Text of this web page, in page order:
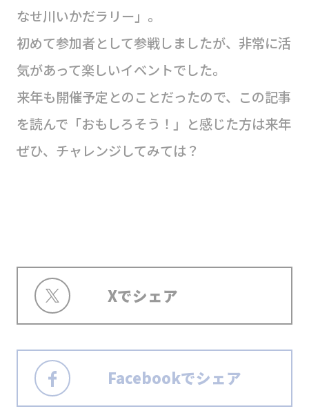
なせ川いかだラリー」。
初めて参加者として参戦しましたが、非常に活
気があって楽しいイベントでした。
来年も開催予定とのことだったので、この記事
を読んで「おもしろそう！」と感じた方は来年
ぜひ、チャレンジしてみては？
Xでシェア
Facebookでシェア